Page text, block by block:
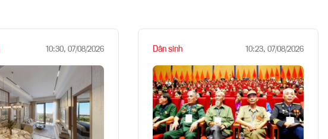
10:30, 07/08/2026 Dân sinh 10:23, 07/08/2026